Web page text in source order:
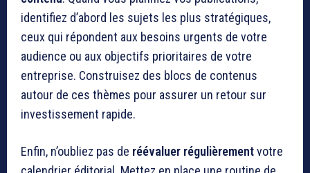
identifiez d’abord les sujets les plus stratégiques,
ceux qui répondent aux besoins urgents de votre
audience ou aux objectifs prioritaires de votre
entreprise. Construisez des blocs de contenus
autour de ces thèmes pour assurer un retour sur
investissement rapide.
Enfin, n’oubliez pas de réévaluer régulièrementvotre